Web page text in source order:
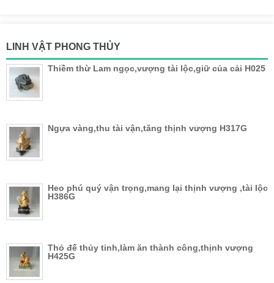
LINH VẬT PHONG THỦY
Thiềm thừ Lam ngọc,vượng tài lộc,giữ của cải H025
Ngựa vàng,thu tài vận,tăng thịnh vượng H317G
Heo phú quý vận trọng,mang lại thịnh vượng ,tài lộc
H386G
Thỏ đế thủy tinh,làm ăn thành công,thịnh vượng
H425G